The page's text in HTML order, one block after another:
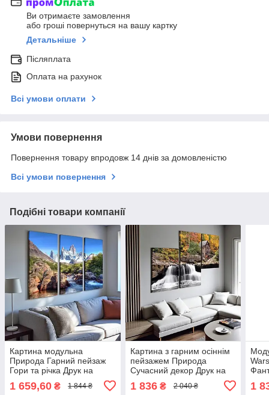
Ви отримаєте замовлення
або гроші повернуться на вашу картку
Детальніше
Післяплата
Оплата на рахунок
Всі умови оплати
Умови повернення
Повернення товару впродовж 14 днів за домовленістю
Всі умови повернення
Подібні товари компанії
Картина модульна
Природа Гарний пейзаж
Гори та річка Друк на
полотні 90х60 із 3х частин
1 659,60 ₴ 1 844 ₴
Картина з гарним осіннім
пейзажем Природа
Сучасний декор Друк на
частин
1 836₴ 2 040 ₴ 1